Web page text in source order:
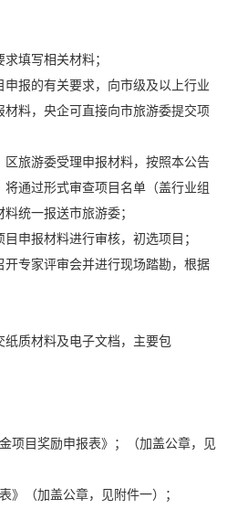
要求填写相关材料；
申报的有关要求，向市级及以上行业
料，央企可直接向市旅游委提交项
区旅游委受理申报材料，按照本公告
通过形式审查项目名单（盖行业组
统一报送市旅游委；
申报材料进行审核，初选项目；
开专家评审会并进行现场踏勘，根据
质材料及电子文档，主要包
项目奖励申报表》；（加盖公章，见
》（加盖公章，见附件一）；